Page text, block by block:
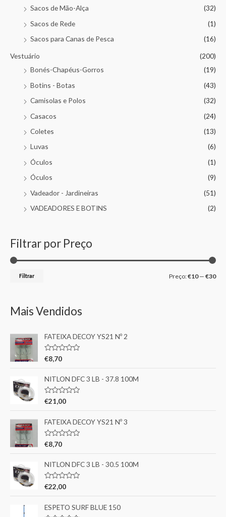
Sacos de Mão-Alça
(32)
Sacos de Rede
(1)
Sacos para Canas de Pesca
(16)
Vestuário
(200)
Bonés-Chapéus-Gorros
(19)
Botins - Botas
(43)
Camisolas e Polos
(32)
Casacos
(24)
Coletes
(13)
Luvas
(6)
Óculos
(1)
Óculos
(9)
Vadeador - Jardineiras
(51)
VADEADORES E BOTINS
(2)
Filtrar por Preço
Filtrar Preço:€10— €30
Mais Vendidos
FATEIXA DECOY YS21 Nº 2
A
l
i
a
ã
d
e
5
€8,70
NITLON DFC 3 LB - 37.8 100M
A
l
i
a
ã
d
e
5
€21,00
FATEIXA DECOY YS21 Nº 3
A
l
i
a
ã
d
e
€8,70
NITLON DFC 3 LB - 30.5 100M
A
l
i
€22,00
ESPETO SURF BLUE 150